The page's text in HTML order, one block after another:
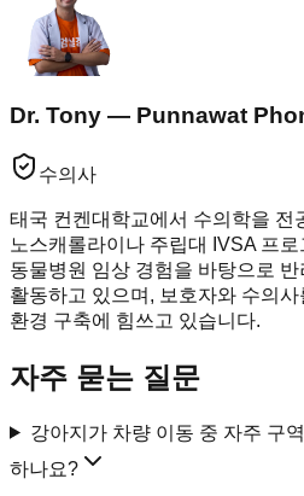
Dr. Tony — Punnawat
수의사
태국 컨켄대학교에서 수의학을 전
노스캐롤라이나 주립대 IVSA 프
동물병원 임상 경험을 바탕으로
활동하고 있으며, 보호자와 수의
환경 구축에 힘쓰고 있습니다.
자주 묻는 질문
강아지가 차량 이동 중 자주 구
하나요?